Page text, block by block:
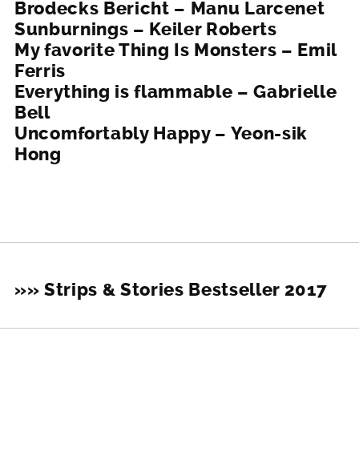
Brodecks Bericht – Manu Larcenet
Sunburnings – Keiler Roberts
My favorite Thing Is Monsters – Emil
Ferris
Everything is flammable – Gabrielle
Bell
Uncomfortably Happy – Yeon-sik
Hong
»» Strips & Stories Bestseller 2017